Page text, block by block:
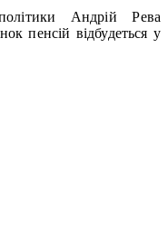
Андрій Рева
пенсій відбудеться у